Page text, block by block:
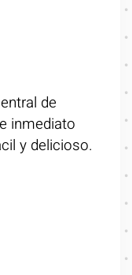
de
inmediato
y delicioso.